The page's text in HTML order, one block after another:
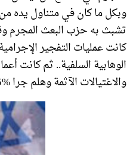
وبكل ما كان في متناول
تشبث به حزب البعث المجرم
كانت عمليات التفجير
الوهابية السلفية.. ثم كانت
والاغتيالات الآثمة وهلم جرا line-height: 115%;..